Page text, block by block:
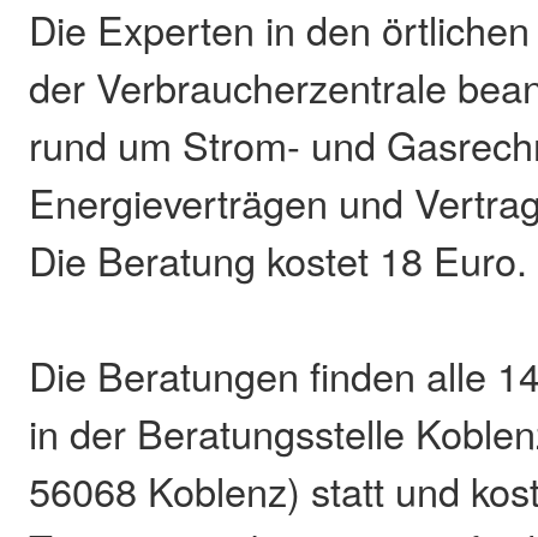
Die Experten in den
der Verbraucherzentrale
rund um Strom- und
Energieverträgen und
Die Beratung kostet 18 Euro.
Die Beratungen finden alle
in der Beratungsstelle
56068 Koblenz) statt und